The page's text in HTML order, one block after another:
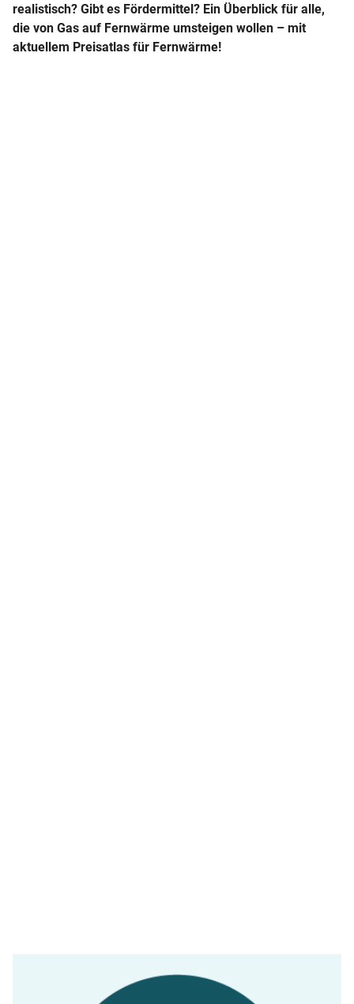
realistisch? Gibt es Fördermittel? Ein Überblick für alle,
die von Gas auf Fernwärme umsteigen wollen – mit
aktuellem Preisatlas für Fernwärme!